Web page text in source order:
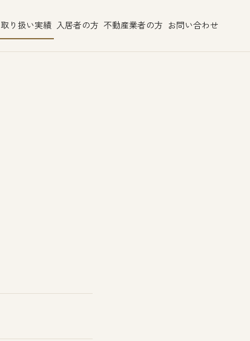
取り扱い実績 入居者の方 不動産業者の方 お問い合わせ